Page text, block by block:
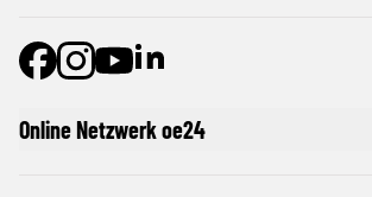
Online Netzwerk oe24